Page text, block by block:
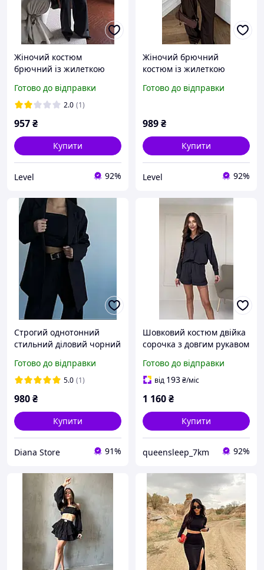
Жіночий костюм
брючний із жилеткою
Готово до відправки
2.0 (1)
957₴
Купити
Level 92%
Жіночий брючний
костюм із жилеткою
Готово до відправки
989₴
Купити
Level 92%
Строгий однотонний
стильний діловий чорний
(вільний піджак і штани
палаццо)
Готово до відправки
5.0 (1)
980₴
Купити
Diana Store 91%
Шовковий костюм двійка
сорочка з довгим рукавом
Готово до відправки
від 193₴/міс
1 160₴
Купити
queensleep_7km 92%